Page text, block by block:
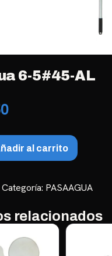
6-5#45-AL
al carrito
Categoría: PASAAGUA
relacionados